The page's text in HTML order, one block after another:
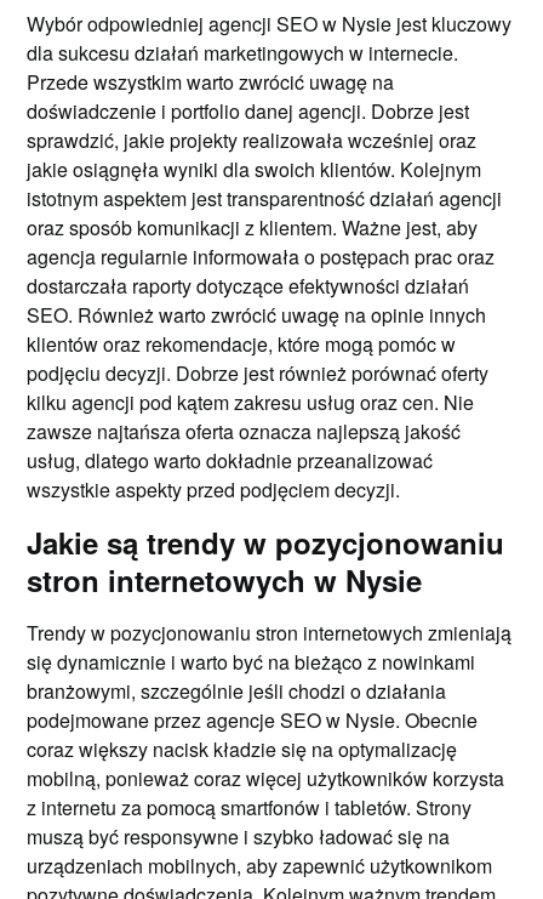
Wybór odpowiedniej agencji SEO w Nysie jest kluczowy
dla sukcesu działań marketingowych w internecie.
Przede wszystkim warto zwrócić uwagę na
doświadczenie i portfolio danej agencji. Dobrze jest
sprawdzić, jakie projekty realizowała wcześniej oraz
jakie osiągnęła wyniki dla swoich klientów. Kolejnym
istotnym aspektem jest transparentność działań agencji
oraz sposób komunikacji z klientem. Ważne jest, aby
agencja regularnie informowała o postępach prac oraz
dostarczała raporty dotyczące efektywności działań
SEO. Również warto zwrócić uwagę na opinie innych
klientów oraz rekomendacje, które mogą pomóc w
podjęciu decyzji. Dobrze jest również porównać oferty
kilku agencji pod kątem zakresu usług oraz cen. Nie
zawsze najtańsza oferta oznacza najlepszą jakość
usług, dlatego warto dokładnie przeanalizować
wszystkie aspekty przed podjęciem decyzji.
Jakie są trendy w pozycjonowaniu
stron internetowych w Nysie
Trendy w pozycjonowaniu stron internetowych zmieniają
się dynamicznie i warto być na bieżąco z nowinkami
branżowymi, szczególnie jeśli chodzi o działania
podejmowane przez agencje SEO w Nysie. Obecnie
coraz większy nacisk kładzie się na optymalizację
mobilną, ponieważ coraz więcej użytkowników korzysta
z internetu za pomocą smartfonów i tabletów. Strony
muszą być responsywne i szybko ładować się na
urządzeniach mobilnych, aby zapewnić użytkownikom